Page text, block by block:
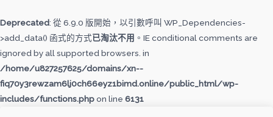
Deprecated: 從 6.9.0 版開始，以引數呼叫 WP_Dependencies-
>add_data() 函式的方式已淘汰不用 。IE conditional comments are
ignored by all supported browsers. in
/home/u827257625/domains/xn--
fiq70y3rewzam6lj0ch66eyz1bimd.online/public_html/wp-
includes/functions.phpon line 6131
至
主
要
內
容